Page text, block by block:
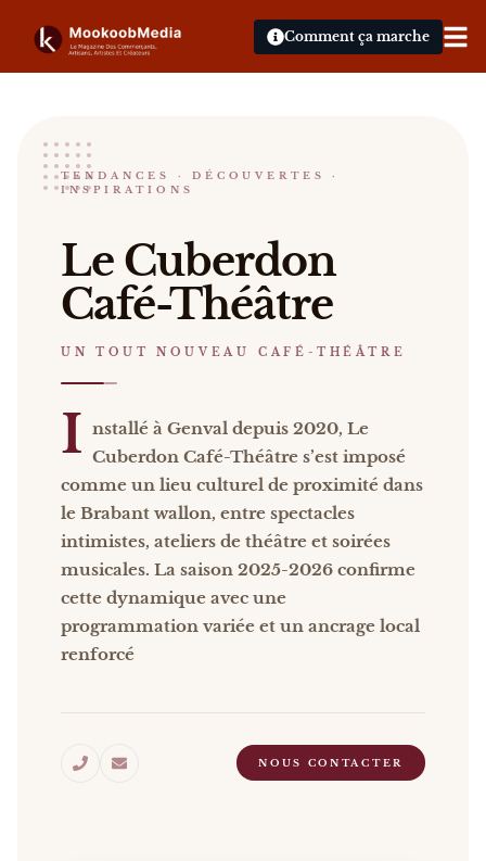
Comment ça marche
Le Cuberdon
UN TOUT NOUVEAU CAFÉ-THÉÂTRE
Le Cuberdon Café-Théâtre Installé à Genval
TENDANCES · DÉCOUVERTES ·
INSPIRATIONS
Le Cuberdon
Café-Théâtre
UN TOUT NOUVEAU CAFÉ-THÉÂTRE
I nstallé à Genval depuis 2020, Le
Cuberdon Café-Théâtre s’est imposé
comme un lieu culturel de proximité dans
le Brabant wallon, entre spectacles
intimistes, ateliers de théâtre et soirées
musicales. La saison 2025-2026 confirme
cette dynamique avec une
programmation variée et un ancrage local
renforcé
NOUS CONTACTER